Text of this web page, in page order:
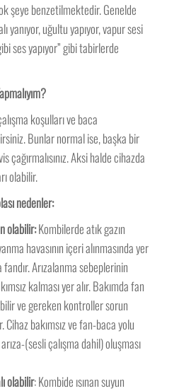
şeye benzetilmektedir. Genelde
yanıyor, uğultu yapıyor, vapur sesi
ses yapıyor” gibi tabirlerde
koşulları ve baca
Bunlar normal ise, başka bir
çağırmalısınız. Aksi halde cihazda
olabilir.
nedenler:
olabilir:Kombilerde atık gazın
havasının içeri alınmasında yer
Arızalanma sebeplerinin
kalması yer alır. Bakımda fan
ve gereken kontroller sorun
Cihaz bakımsız ve fan-baca yolu
(sesli çalışma dahil) oluşması
olabilir: Kombide ısınan suyun